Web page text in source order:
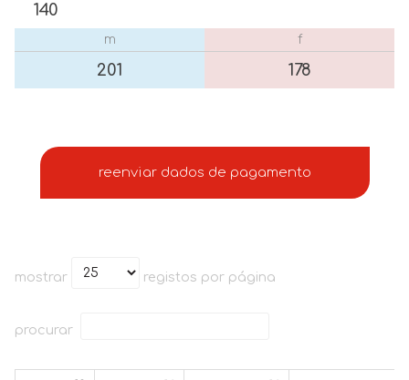
140
m
201
f
178
reenviar dados de pagamento
mostrar registos por página
procurar